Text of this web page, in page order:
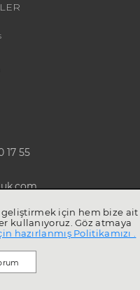
17 55
geliştirmek için hem bize ait
kullanıyoruz. Göz atmaya
hazırlanmış Politikamızı .